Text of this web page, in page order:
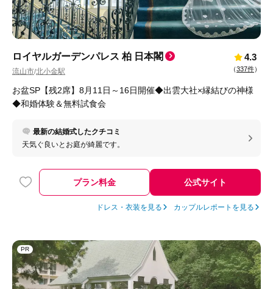
ロイヤルガーデンパレス 柏 日本閣
流山市/北小金駅
4.3
（337件）
お盆SP【残2席】8月11日～16日開催◆出雲大社×縁結びの神様
◆和婚体験＆無料試食会
最新の結婚式したクチコミ
天気ぐ良いとお庭が綺麗です。
プラン料金 公式サイト
ドレス・衣装を見る カップルレポートを見る
PR